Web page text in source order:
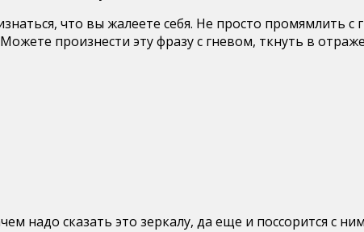
что вы жалеете себя. Не просто промямлить
произнести эту фразу с гневом, ткнуть в
надо сказать это зеркалу, да еще и поссорится с